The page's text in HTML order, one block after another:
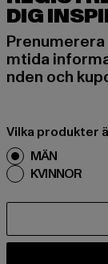
DIG
mtida
nden och
Vilka produkter
MÄN
KVINNOR